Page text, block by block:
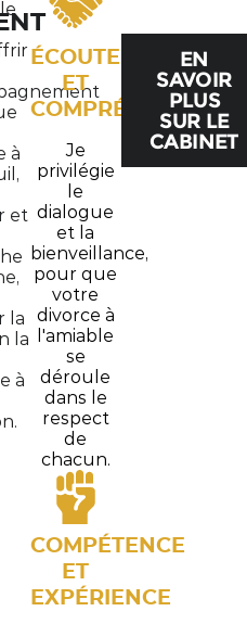
à
et
la
la
à
ÉCOUTE
ET
COMPRÉHENSION
Je
privilégie
le
dialogue
et la
bienveillance,
pour que
votre
divorce à
l'amiable
se
déroule
dans le
respect
de
chacun.
COMPÉTENCE
ET
EXPÉRIENCE
EN
SAVOIR
PLUS
SUR LE
CABINET